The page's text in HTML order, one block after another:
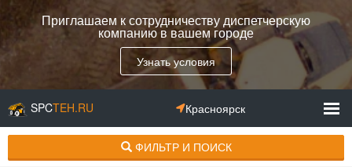
Приглашаем к сотрудничеству диспетчерскую
компанию в вашем городе
Узнать условия
SPCTEH.RU Красноярск
ФИЛЬТР И ПОИСК